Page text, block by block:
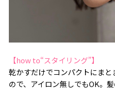
【how to“スタイリング”】
乾かすだけでコンパクトにま
ので、アイロン無しでもOK。